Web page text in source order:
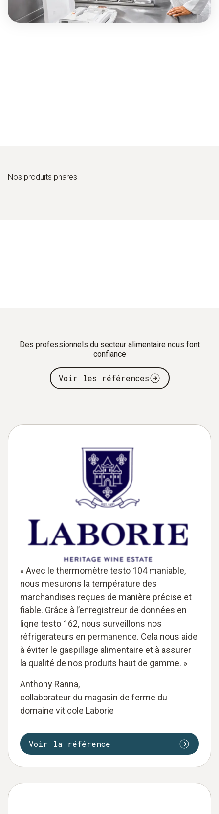
Nos produits phares
Des professionnels du secteur alimentaire nous font
confiance
Voir les références
« Avec le thermomètre testo 104 maniable,
nous mesurons la température des
marchandises reçues de manière précise et
fiable. Grâce à l’enregistreur de données en
ligne testo 162, nous surveillons nos
réfrigérateurs en permanence. Cela nous aide
à éviter le gaspillage alimentaire et à assurer
la qualité de nos produits haut de gamme. »
Anthony Ranna,
collaborateur du magasin de ferme du
domaine viticole Laborie
Voir la référence